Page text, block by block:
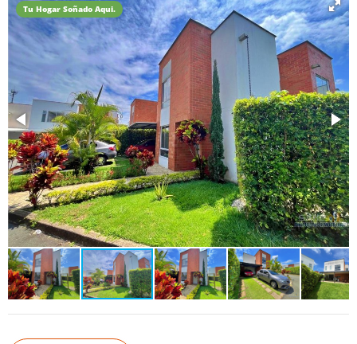
Tu Hogar Soñado Aqui.